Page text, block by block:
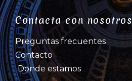
Contacta con nosotros
Preguntas frecuentes
Contacto
Donde estamos